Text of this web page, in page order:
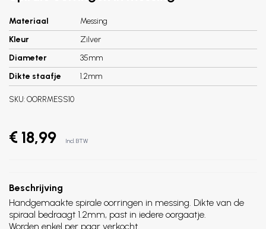
Materiaal
Messing
Kleur
Zilver
Diameter
35mm
Dikte staafje
1.2mm
SKU: OORRMESS10
€ 18,99 Incl. BTW
Beschrijving
Handgemaakte spirale oorringen in messing. Dikte van de
spiraal bedraagt 1.2mm, past in iedere oorgaatje.
Worden enkel per paar verkocht.